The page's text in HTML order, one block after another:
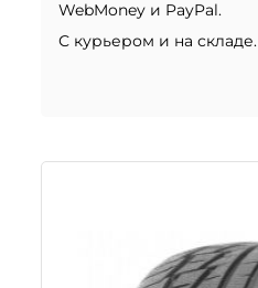
WebMoney и PayPal.
С курьером и на складе.